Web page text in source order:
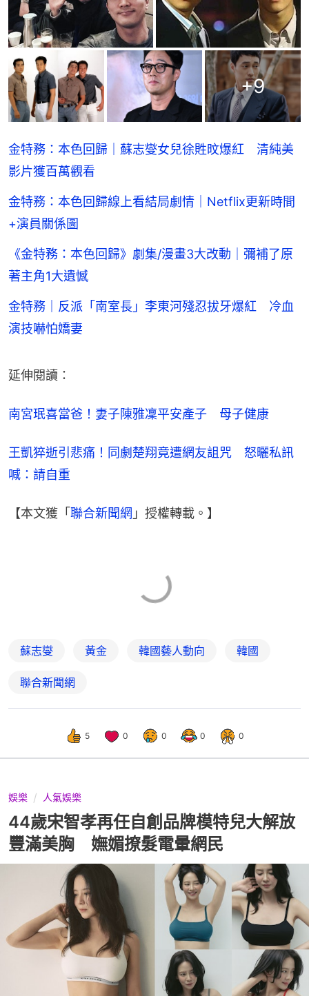
+9
金特務：本色回歸｜蘇志燮女兒徐貹旼爆紅 清純美
影片獲百萬觀看
金特務：本色回歸線上看結局劇情｜Netflix更新時間
+演員關係圖
《金特務：本色回歸》劇集/漫畫3大改動｜彌補了原
著主角1大遺憾
金特務｜反派「南室長」李東河殘忍拔牙爆紅 冷血
演技嚇怕嬌妻
延伸閱讀：
南宮珉喜當爸！妻子陳雅凜平安產子　母子健康
王凱猝逝引悲痛！同劇楚翔竟遭網友詛咒　怒曬私訊
喊：請自重
【本文獲「 聯合新聞網 」授權轉載。】
蘇志燮 黃金 韓國藝人動向 韓國
聯合新聞網
5 0 0 0 0
娛樂 人氣娛樂
44歲宋智孝再任自創品牌模特兒大解放
豐滿美胸 嫵媚撩髮電暈網民